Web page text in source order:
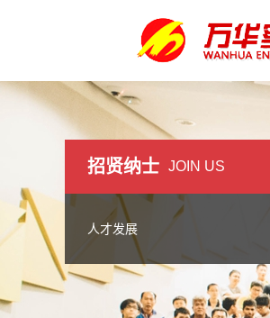
招贤纳士 JOIN US
人才发展